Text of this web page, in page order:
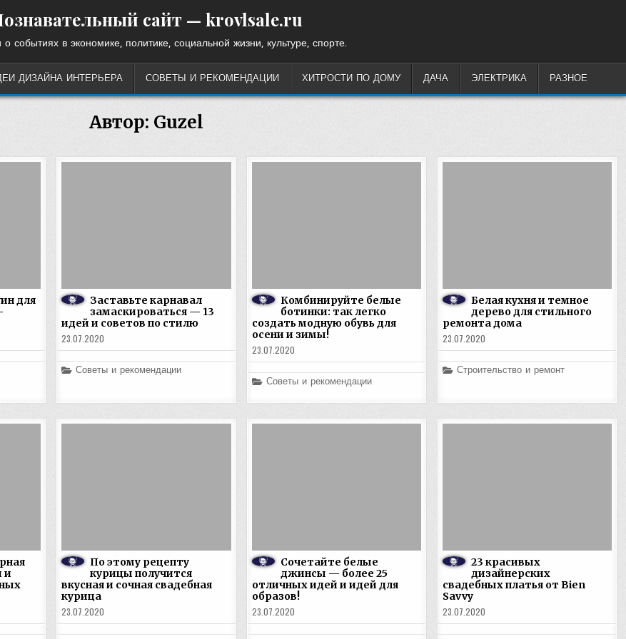
сайт — krovlsale.ru
о событиях в экономике, политике, социальной жизни, культуре, спорте.
ДИЗАЙНА ИНТЕРЬЕРА СОВЕТЫ И РЕКОМЕНДАЦИИ ХИТРОСТИ ПО ДОМУ ДАЧА ЭЛЕКТРИКА РАЗНОЕ
Автор: Guzel
для
Заставьте карнавал
замаскироваться — 13
идей и советов по стилю
23.07.2020
Posted
Советы и рекомендации
Комбинируйте белые
ботинки: так легко
создать модную обувь для
осени и зимы!
23.07.2020
Posted
Советы и рекомендации
Белая кухня и темное
дерево для стильного
ремонта дома
23.07.2020
Posted
Строительство и ремонт
и
По этому рецепту
курицы получится
вкусная и сочная свадебная
курица
23.07.2020
Сочетайте белые
джинсы — более 25
отличных идей и идей для
образов!
23.07.2020
23 красивых
дизайнерских
свадебных платья от Bien
Savvy
23.07.2020